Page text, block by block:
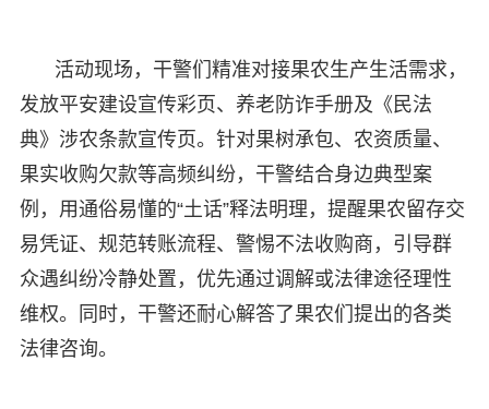
活动现场，干警们精准对接果农生产生活需求，
发放平安建设宣传彩页、养老防诈手册及《民法
典》涉农条款宣传页。针对果树承包、农资质量、
果实收购欠款等高频纠纷，干警结合身边典型案
例，用通俗易懂的“土话”释法明理，提醒果农留存交
易凭证、规范转账流程、警惕不法收购商，引导群
众遇纠纷冷静处置，优先通过调解或法律途径理性
维权。同时，干警还耐心解答了果农们提出的各类
法律咨询。